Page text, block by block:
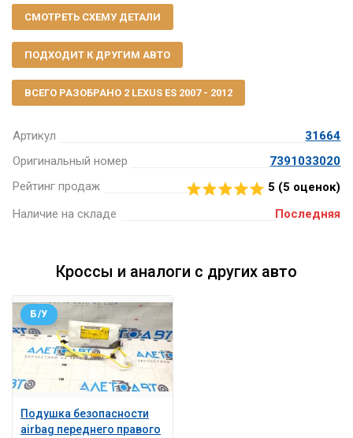
Артикул
31664
Оригинальный номер
7391033020
Рейтинг продаж
5 (5 оценок)
Наличие на складе
Последняя
СМОТРЕТЬ СХЕМУ ДЕТАЛИ
ПОДХОДИТ К ДРУГИМ АВТО
ВСЕГО РАЗОБРАНО 2 LEXUS ES 2007 - 2012
Кроссы и аналоги с других авто
Подушка безопасности
airbag переднего правого
Б/У